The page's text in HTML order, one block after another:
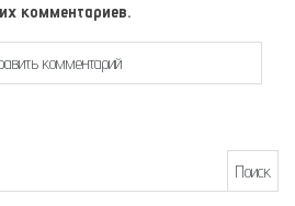
комментариев.